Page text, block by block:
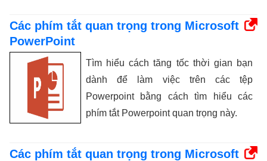
Các phím tắt quan trọng trong Microsoft
PowerPoint
Tìm hiểu cách tăng tốc thời gian bạn
dành để làm việc trên các tệp
Powerpoint bằng cách tìm hiểu các
phím tắt Powerpoint quan trọng này.
Các phím tắt quan trọng trong Microsoft